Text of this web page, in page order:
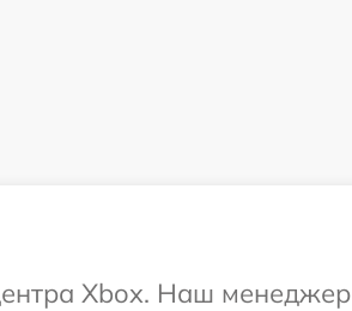
Xbox. Наш менеджер